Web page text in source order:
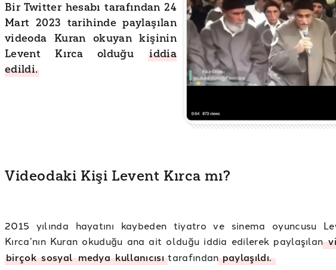
Bir Twitter hesabı tarafından 24
Mart 2023 tarihinde paylaşılan
videoda Kuran okuyan kişinin
Levent Kırca olduğuiddia
edildi.
Videodaki Kişi Levent Kırca mı?
2015 yılında hayatını kaybeden tiyatro ve sinema oyuncusu
Kırca’nın Kuran okuduğu ana ait olduğu iddia edilerek paylaşılan
birçoksosyalmedyakullanıcısıtarafındanpaylaşıldı.